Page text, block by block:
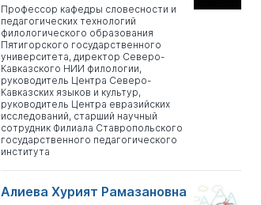
Профессор кафедры словесности и
педагогических технологий
филологического образования
Пятигорского государственного
университета, директор Северо-
Кавказского НИИ филологии,
руководитель Центра Северо-
Кавказских языков и культур,
руководитель Центра евразийских
исследований, старший научный
сотрудник Филиала Ставропольского
государственного педагогического
института
Алиева Хурият Рамазановна